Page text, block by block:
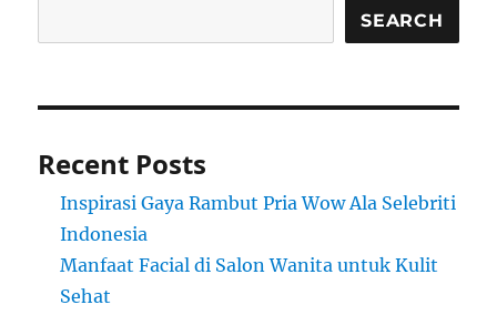
SEARCH
Recent Posts
Inspirasi Gaya Rambut Pria Wow Ala Selebriti
Indonesia
Manfaat Facial di Salon Wanita untuk Kulit
Sehat